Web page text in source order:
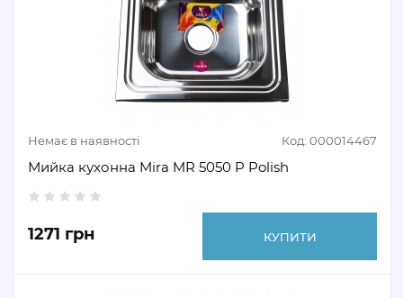
Немає в наявності Код: 000014467
Мийка кухонна Mira MR 5050 P Polish
1271 грн КУПИТИ